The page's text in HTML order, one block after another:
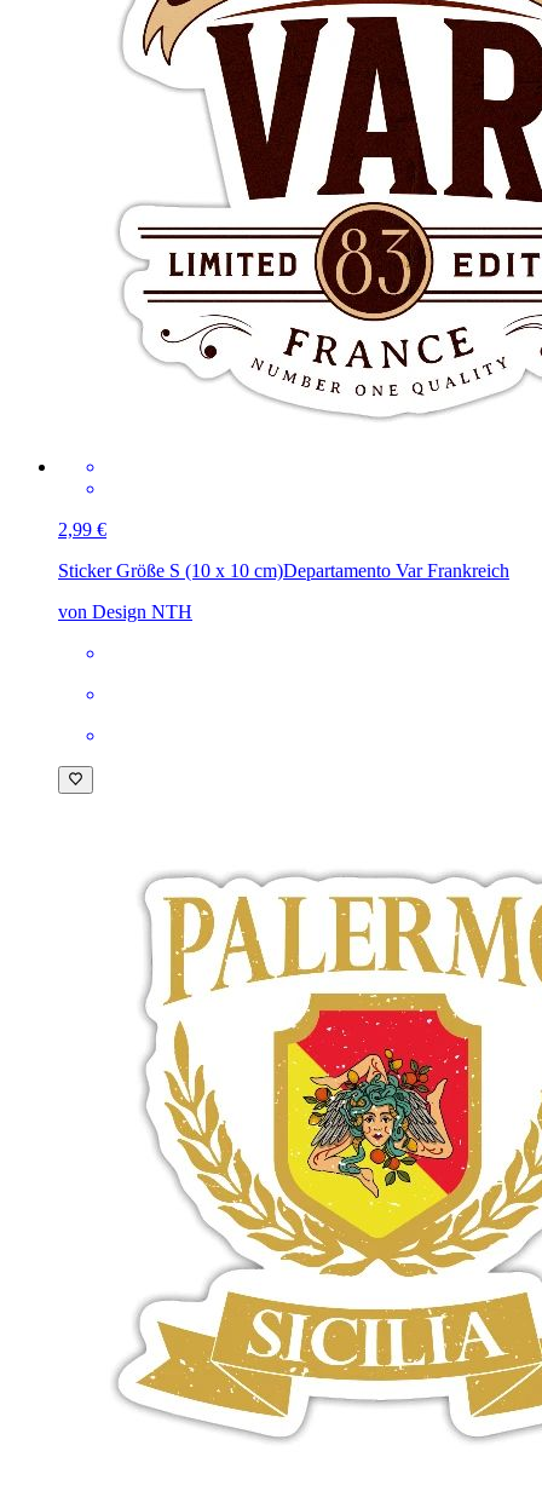
2,99 €
Sticker Größe S (10 x 10 cm)Departamento Var Frankreich
von Design NTH